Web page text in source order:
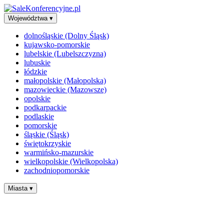
Województwa ▾
dolnośląskie (Dolny Śląsk)
kujawsko-pomorskie
lubelskie (Lubelszczyzna)
lubuskie
łódzkie
małopolskie (Małopolska)
mazowieckie (Mazowsze)
opolskie
podkarpackie
podlaskie
pomorskie
śląskie (Śląsk)
świętokrzyskie
warmińsko-mazurskie
wielkopolskie (Wielkopolska)
zachodniopomorskie
Miasta ▾